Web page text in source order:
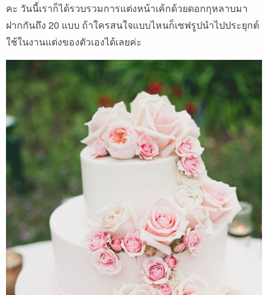
คะ วันนี้เราก็ได้รวบรวมการแต่งหน้าเค้กด้วยดอกกุหลาบมา
ฝากกันถึง 20 แบบ ถ้าใครสนใจแบบไหนก็เซฟรูปนำไปประยุกต์
ใช้ในงานแต่งของตัวเองได้เลยค่ะ